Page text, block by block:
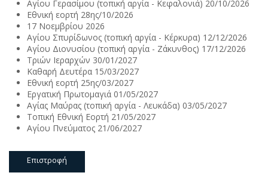
Αγίου Γερασίμου (τοπική αργία - Κεφαλονιά) 20/10/2026
Εθνική εορτή 28ης/10/2026
17 Νοεμβρίου 2026
Αγίου Σπυρίδωνος (τοπική αργία - Κέρκυρα) 12/12/2026
Αγίου Διονυσίου (τοπική αργία - Ζάκυνθος) 17/12/2026
Τριών Ιεραρχών 30/01/2027
Καθαρή Δευτέρα 15/03/2027
Εθνική εορτή 25ης/03/2027
Εργατική Πρωτομαγιά 01/05/2027
Αγίας Μαύρας (τοπική αργία - Λευκάδα) 03/05/2027
Τοπική Εθνική Εορτή 21/05/2027
Αγίου Πνεύματος 21/06/2027
Επιστροφή